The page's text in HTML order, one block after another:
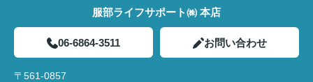
服部ライフサポート㈱ 本店
06-6864-3511 お問い合わせ
〒561-0857